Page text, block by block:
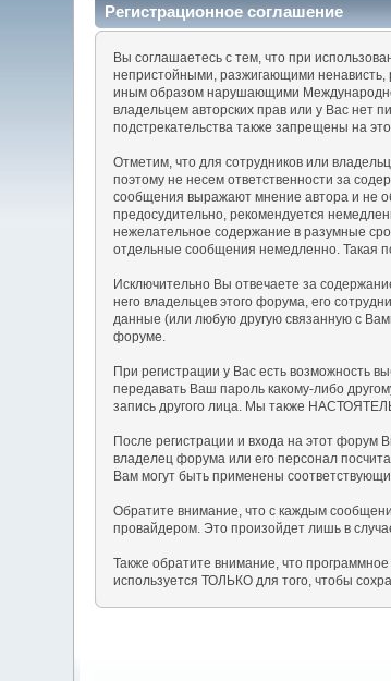
Регистрационное соглашение
Вы соглашаетесь с тем, что при
непристойными, разжигающими
иным образом нарушающими
владельцем авторских прав или у Вас нет
подстрекательства также запрещены на
Отметим, что для сотрудников или
поэтому не несем ответственности за
сообщения выражают мнение автора и не
предосудительно, рекомендуется
нежелательное содержание в разумные
отдельные сообщения немедленно. Такая
Исключительно Вы отвечаете за
него владельцев этого форума, его
данные (или любую другую связанную с
форуме.
При регистрации у Вас есть возможность
передавать Ваш пароль какому-либо
запись другого лица. Мы также
После регистрации и входа на этот
владелец форума или его персонал
Вам могут быть применены
Обратите внимание, что с каждым
провайдером. Это произойдет лишь в
Также обратите внимание, что
используется ТОЛЬКО для того, чтобы